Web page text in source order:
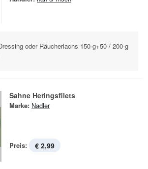
oder Räucherlachs 150-g+50 / 200-g
Sahne Heringsfilets
Marke: Nadler
Preis: € 2,99